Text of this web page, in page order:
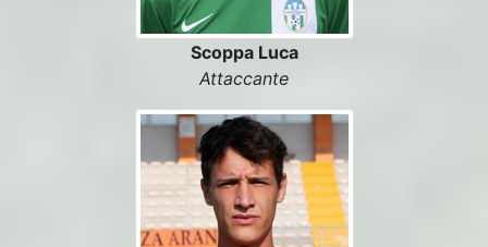
Scoppa Luca
Attaccante